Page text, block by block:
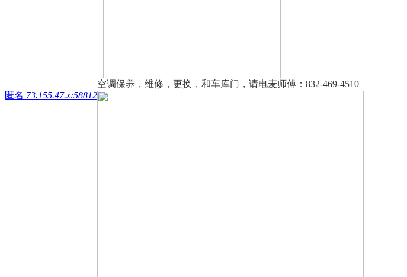
匿名 73.155.47.x:58812
空调保养，维修，更换，和车库门，请电麦师傅：832-469-4510